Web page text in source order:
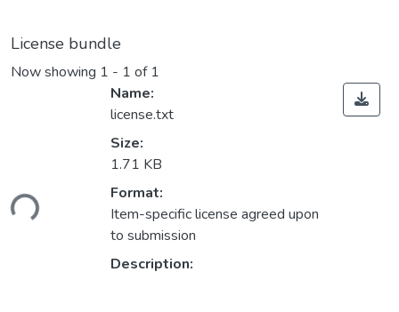
License bundle
Now showing 1 - 1 of 1
Name:
license.txt
Size:
1.71 KB
Format:
Item-specific license agreed upon
to submission
Description: